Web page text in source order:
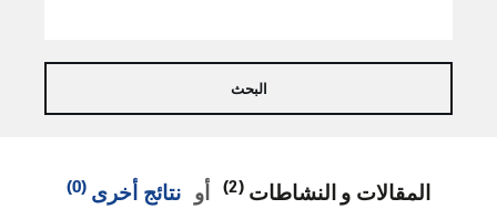
المقالات و النشاطات (2) أو نتائج أخرى (0)